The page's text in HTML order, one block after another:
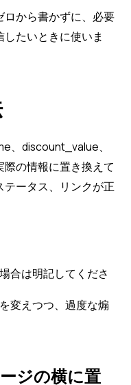
から書かずに、必要
たいときに使いま
、discount_value、
の情報に置き換えて
テータス、リンクが正
合は明記してくださ
変えつつ、過度な煽
ジの横に置